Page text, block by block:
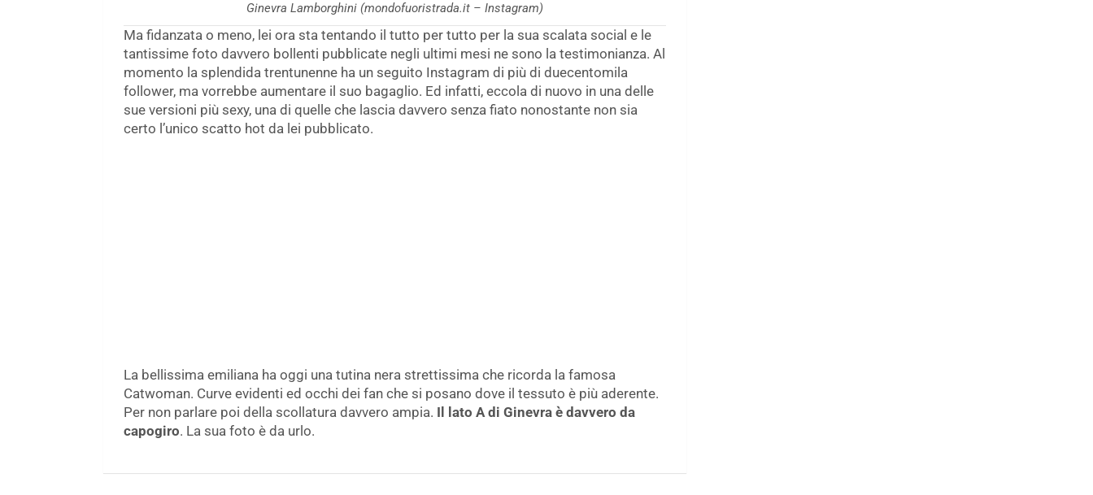
Ginevra Lamborghini (mondofuoristrada.it – Instagram)
Ma fidanzata o meno, lei ora sta tentando il tutto per tutto per la sua scalata social e le
tantissime foto davvero bollenti pubblicate negli ultimi mesi ne sono la testimonianza. Al
momento la splendida trentunenne ha un seguito Instagram di più di duecentomila
follower, ma vorrebbe aumentare il suo bagaglio. Ed infatti, eccola di nuovo in una delle
sue versioni più sexy, una di quelle che lascia davvero senza fiato nonostante non sia
certo l’unico scatto hot da lei pubblicato.
La bellissima emiliana ha oggi una tutina nera strettissima che ricorda la famosa
Catwoman. Curve evidenti ed occhi dei fan che si posano dove il tessuto è più aderente.
Per non parlare poi della scollatura davvero ampia. Il lato A di Ginevra è davvero da
capogiro. La sua foto è da urlo.